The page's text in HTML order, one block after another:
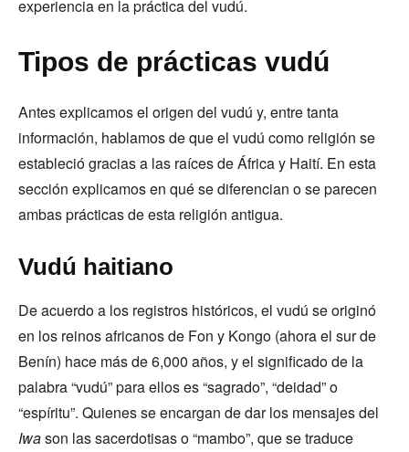
experiencia en la práctica del vudú.
Tipos de prácticas vudú
Antes explicamos el origen del vudú y, entre tanta
información, hablamos de que el vudú como religión se
estableció gracias a las raíces de África y Haití. En esta
sección explicamos en qué se diferencian o se parecen
ambas prácticas de esta religión antigua.
Vudú haitiano
De acuerdo a los registros históricos, el vudú se originó
en los reinos africanos de Fon y Kongo (ahora el sur de
Benín) hace más de 6,000 años, y el significado de la
palabra “vudú” para ellos es “sagrado”, “deidad” o
“espíritu”. Quienes se encargan de dar los mensajes del
Iwason las sacerdotisas o “mambo”, que se traduce